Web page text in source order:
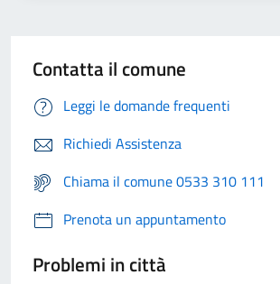
Contatta il comune
Leggi le domande frequenti
Richiedi Assistenza
Chiama il comune 0533 310 111
Prenota un appuntamento
Problemi in città